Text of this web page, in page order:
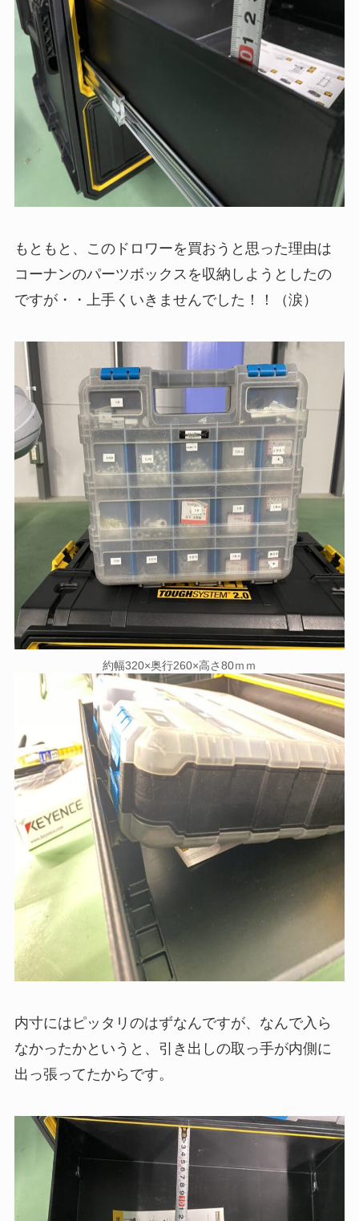
もともと、このドロワーを買おうと思った理由は
コーナンのパーツボックスを収納しようとしたの
ですが・・上手くいきませんでした！！（涙）
約幅320×奥行260×高さ80ｍｍ
内寸にはピッタリのはずなんですが、なんで入ら
なかったかというと、引き出しの取っ手が内側に
出っ張ってたからです。